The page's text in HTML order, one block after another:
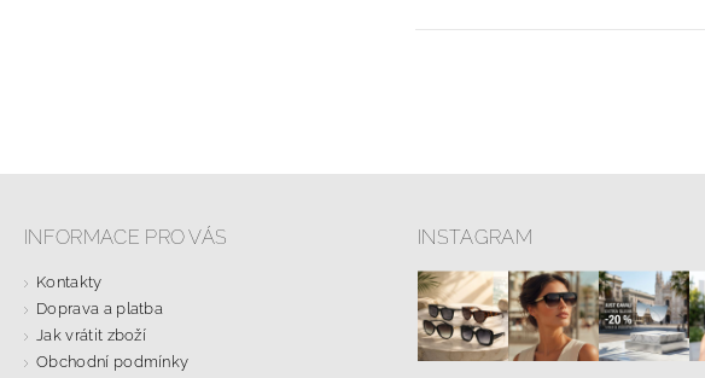
INFORMACE PRO VÁS
Kontakty
Doprava a platba
Jak vrátit zboží
Obchodní podmínky
INSTAGRAM